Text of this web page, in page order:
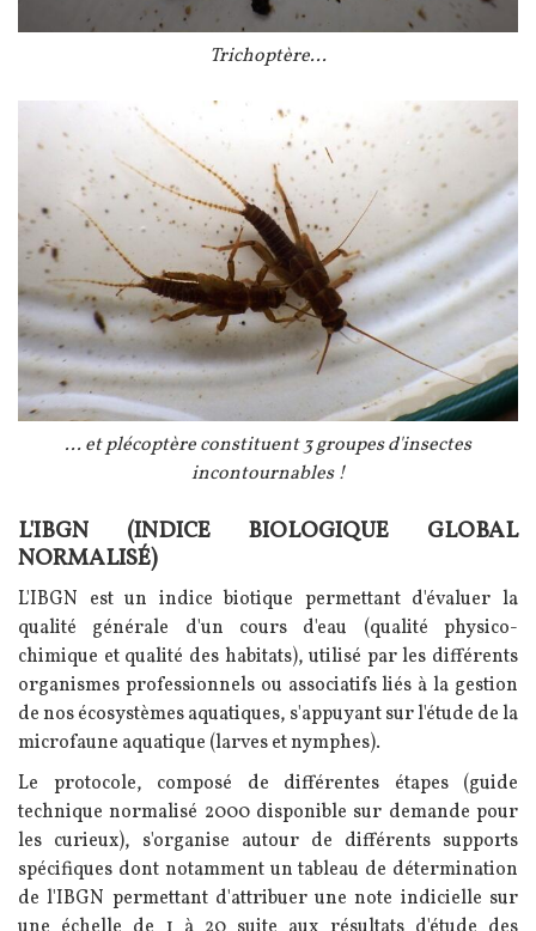
Trichoptère...
Légende... et plécoptère constituent 3 groupes d'insectes
incontournables !
Texte
L'IBGN (INDICE BIOLOGIQUE GLOBAL
NORMALISÉ)
L'IBGN est un indice biotique permettant d'évaluer la
qualité générale d'un cours d'eau (qualité physico-
chimique et qualité des habitats), utilisé par les différents
organismes professionnels ou associatifs liés à la gestion
de nos écosystèmes aquatiques, s'appuyant sur l'étude de la
microfaune aquatique (larves et nymphes).
Le protocole, composé de différentes étapes (guide
technique normalisé 2000 disponible sur demande pour
les curieux), s'organise autour de différents supports
spécifiques dont notamment un tableau de détermination
de l'IBGN permettant d'attribuer une note indicielle sur